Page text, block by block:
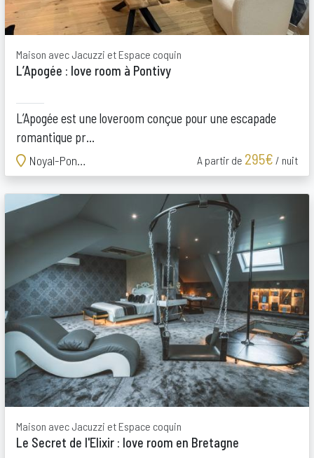
Maison avec Jacuzzi et Espace coquin
L’Apogée : love room à Pontivy
L’Apogée est une loveroom conçue pour une escapade
romantique pr...
Noyal-Pontivy
A partir de 295€ / nuit
Maison avec Jacuzzi et Espace coquin
Le Secret de l'Elixir : love room en Bretagne